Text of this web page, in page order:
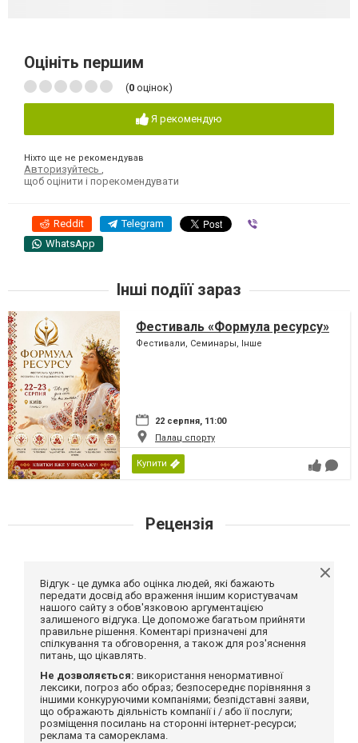
Оцініть першим
(0 оцінок)
Я рекомендую
Ніхто ще не рекомендував
Авторизуйтесь ,
щоб оцінити і порекомендувати
Reddit Telegram
WhatsApp
Інші подіїї зараз
Фестиваль «Формула ресурсу»
Фестивали, Семинары, Інше
22 серпня, 11:00
Палац спорту
Купити
Рецензія
Відгук - це думка або оцінка людей, які бажають
передати досвід або враження іншим користувачам
нашого сайту з обов'язковою аргументацією
залишеного відгука. Це допоможе багатьом прийняти
правильне рішення. Коментарі призначені для
спілкування та обговорення, а також для роз'яснення
питань, що цікавлять.
Не дозволяється: використання ненормативної
лексики, погроз або образ; безпосереднє порівняння з
іншими конкуруючими компаніями; безпідставні заяви,
що ображають діяльність компанії і / або її послуги;
розміщення посилань на сторонні інтернет-ресурси;
реклама та самореклама.